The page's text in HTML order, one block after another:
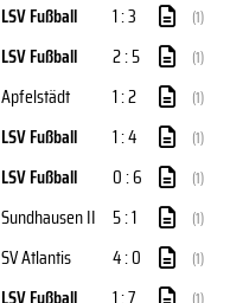
LSV Fußball 1 : 3 (1)
LSV Fußball 2 : 5 (1)
Apfelstädt 1 : 2 (1)
LSV Fußball 1 : 4 (1)
LSV Fußball 0 : 6 (1)
Sundhausen II 5 : 1 (1)
SV Atlantis 4 : 0 (1)